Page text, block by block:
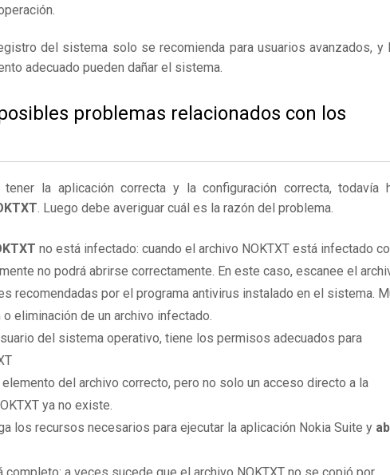
del sistema solo se recomienda para usuarios avanzados, y
adecuado pueden dañar el sistema.
problemas relacionados con los
la aplicación correcta y la configuración correcta, todavía
. Luego debe averiguar cuál es la razón del problema.
no está infectado: cuando el archivo NOKTXT está infectado
no podrá abrirse correctamente. En este caso, escanee el
recomendadas por el programa antivirus instalado en el sistema.
eliminación de un archivo infectado.
del sistema operativo, tiene los permisos adecuados para
del archivo correcto, pero no solo un acceso directo a la
ya no existe.
los recursos necesarios para ejecutar la aplicación Nokia Suite y